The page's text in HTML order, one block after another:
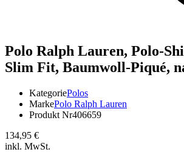
Polo Ralph Lauren, Polo-
Slim Fit, Baumwoll-Piqué,
KategoriePolos
MarkePolo Ralph Lauren
Produkt Nr406659
134,95 €
inkl. MwSt.